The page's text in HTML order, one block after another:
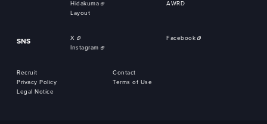
Hidakuma
AWRD
Layout
SNS X
Facebook
Instagram
Recruit
Contact
Privacy Policy
Terms of Use
Legal Notice